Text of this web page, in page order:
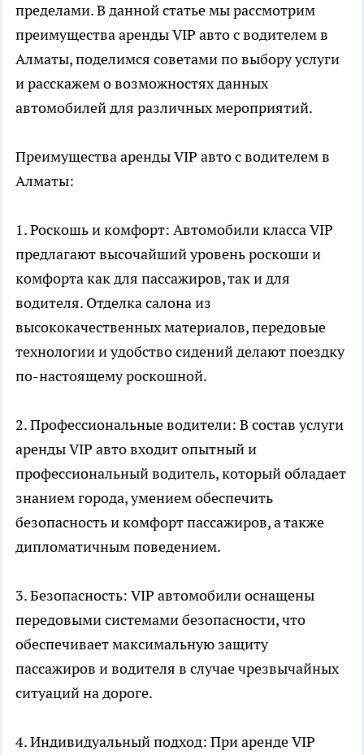
пределами. В данной статье мы рассмотрим
преимущества аренды VIP авто с водителем в
Алматы, поделимся советами по выбору услуги
и расскажем о возможностях данных
автомобилей для различных мероприятий.
Преимущества аренды VIP авто с водителем в
Алматы:
1. Роскошь и комфорт: Автомобили класса VIP
предлагают высочайший уровень роскоши и
комфорта как для пассажиров, так и для
водителя. Отделка салона из
высококачественных материалов, передовые
технологии и удобство сидений делают поездку
по-настоящему роскошной.
2. Профессиональные водители: В состав услуги
аренды VIP авто входит опытный и
профессиональный водитель, который обладает
знанием города, умением обеспечить
безопасность и комфорт пассажиров, а также
дипломатичным поведением.
3. Безопасность: VIP автомобили оснащены
передовыми системами безопасности, что
обеспечивает максимальную защиту
пассажиров и водителя в случае чрезвычайных
ситуаций на дороге.
4. Индивидуальный подход: При аренде VIP